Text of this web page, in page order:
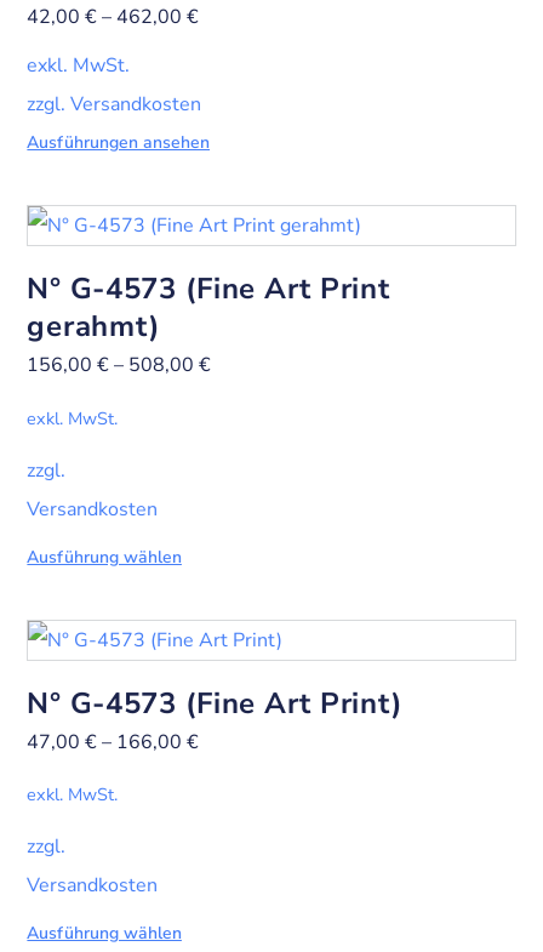
42,00€– 462,00€
exkl. MwSt.
zzgl. Versandkosten
Ausführungen ansehen
N° G-4573 (Fine Art Print
gerahmt)
156,00€– 508,00€
exkl. MwSt.
zzgl.
Versandkosten
Ausführung wählen
N° G-4573 (Fine Art Print)
47,00€– 166,00€
exkl. MwSt.
zzgl.
Versandkosten
Ausführung wählen